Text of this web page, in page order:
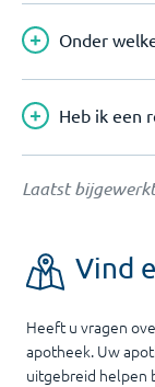
Onder
Heb ik een
Laatst
Vind
Heeft u vragen
apotheek. Uw
uitgebreid helpen